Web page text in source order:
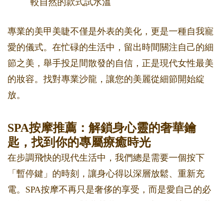
較自然的款式試水溫
專業的美甲美睫不僅是外表的美化，更是一種自我寵
愛的儀式。在忙碌的生活中，留出時間關注自己的細
節之美，舉手投足間散發的自信，正是現代女性最美
的妝容。找對專業沙龍，讓您的美麗從細節開始綻
放。
SPA按摩推薦：解鎖身心靈的奢華鑰
匙，找到你的專屬療癒時光
在步調飛快的現代生活中，我們總是需要一個按下
「暫停鍵」的時刻，讓身心得以深層放鬆、重新充
電。SPA按摩不再只是奢侈的享受，而是愛自己的必